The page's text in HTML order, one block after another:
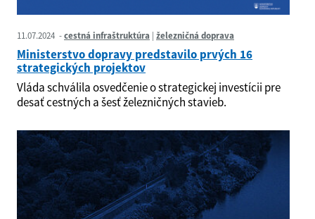
11.07.2024 cestná infraštruktúra železničná doprava
Ministerstvo dopravy predstavilo prvých 16
strategických projektov
​​​​​​Vláda schválila osvedčenie o strategickej investícii pre
desať cestných a šesť železničných stavieb.